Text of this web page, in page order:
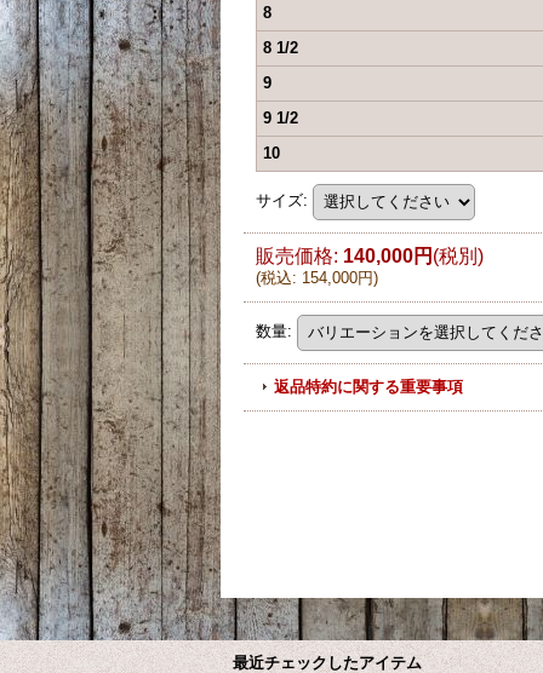
8
8 1/2
9
9 1/2
10
サイズ:
販売価格: 140,000円 (税別)
(税込: 154,000円)
数量:
返品特約に関する重要事項
最近チェックしたアイテム